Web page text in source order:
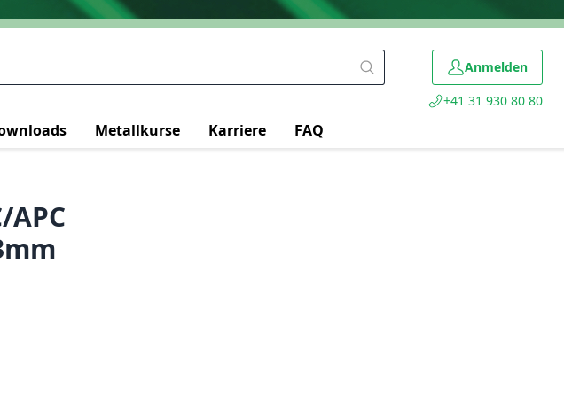
Anmelden
+41 31 930 80 80
Metallkurse Karriere FAQ
APC